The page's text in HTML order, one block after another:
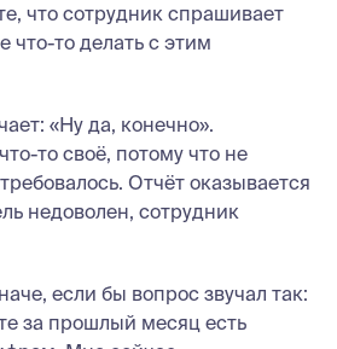
что сотрудник спрашивает
что-то делать с этим
«Ну да, конечно».
то своё, потому что не
Отчёт оказывается
недоволен, сотрудник
если бы вопрос звучал так:
за прошлый месяц есть